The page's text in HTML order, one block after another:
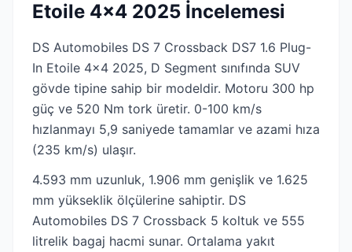
Etoile 4x4 2025 İncelemesi
DS Automobiles DS 7 Crossback DS7 1.6 Plug-
In Etoile 4x4 2025, D Segment sınıfında SUV
gövde tipine sahip bir modeldir. Motoru 300 hp
güç ve 520 Nm tork üretir. 0-100 km/s
hızlanmayı 5,9 saniyede tamamlar ve azami hıza
(235 km/s) ulaşır.
4.593 mm uzunluk, 1.906 mm genişlik ve 1.625
mm yükseklik ölçülerine sahiptir. DS
Automobiles DS 7 Crossback 5 koltuk ve 555
litrelik bagaj hacmi sunar. Ortalama yakıt